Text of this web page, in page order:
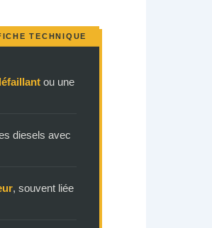
ou une
diesels avec
, souvent liée